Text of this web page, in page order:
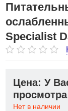
Specialist
Цена: У
Нет в наличии